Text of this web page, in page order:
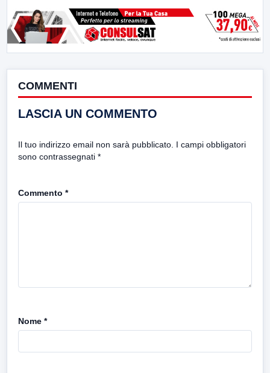
COMMENTI
LASCIA UN COMMENTO
Il tuo indirizzo email non sarà pubblicato. I campi obbligatori
sono contrassegnati *
Commento *
Nome *